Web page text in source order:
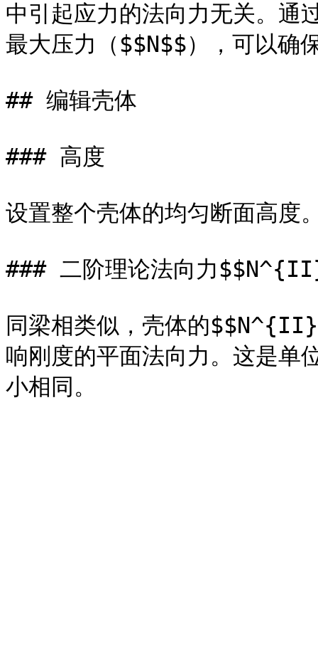
中引起应力的法向力无关。
最大压力（$$N$$），可以确
## 编辑壳体
### 高度
设置整个壳体的均匀断面高度
### 二阶理论法向力
同梁相类似，壳体的
响刚度的平面法向力。这是单